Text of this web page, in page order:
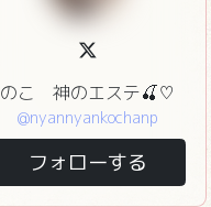
のこ 神のエステ🍒♡
@nyannyankochanp
フォローする